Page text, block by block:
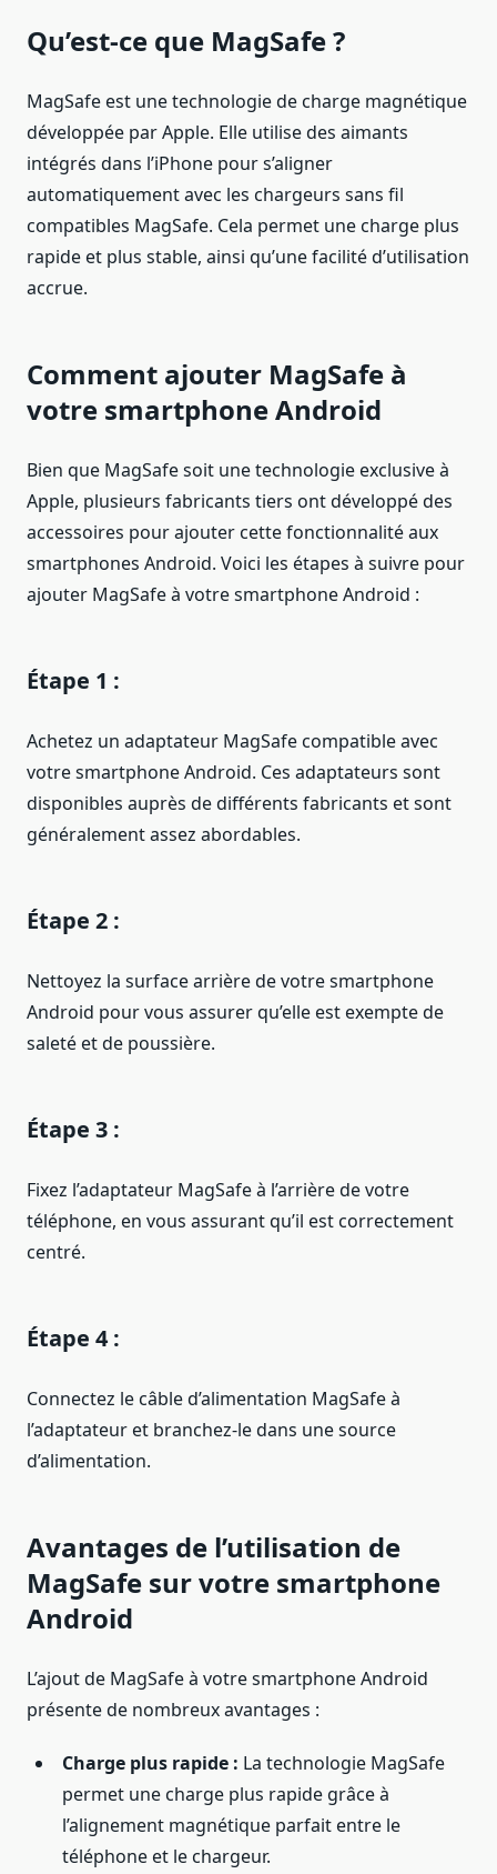
Qu’est-ce que MagSafe ?
MagSafe est une technologie de charge magnétique
développée par Apple. Elle utilise des aimants
intégrés dans l’iPhone pour s’aligner
automatiquement avec les chargeurs sans fil
compatibles MagSafe. Cela permet une charge plus
rapide et plus stable, ainsi qu’une facilité d’utilisation
accrue.
Comment ajouter MagSafe à
votre smartphone Android
Bien que MagSafe soit une technologie exclusive à
Apple, plusieurs fabricants tiers ont développé des
accessoires pour ajouter cette fonctionnalité aux
smartphones Android. Voici les étapes à suivre pour
ajouter MagSafe à votre smartphone Android :
Étape 1 :
Achetez un adaptateur MagSafe compatible avec
votre smartphone Android. Ces adaptateurs sont
disponibles auprès de différents fabricants et sont
généralement assez abordables.
Étape 2 :
Nettoyez la surface arrière de votre smartphone
Android pour vous assurer qu’elle est exempte de
saleté et de poussière.
Étape 3 :
Fixez l’adaptateur MagSafe à l’arrière de votre
téléphone, en vous assurant qu’il est correctement
centré.
Étape 4 :
Connectez le câble d’alimentation MagSafe à
l’adaptateur et branchez-le dans une source
d’alimentation.
Avantages de l’utilisation de
MagSafe sur votre smartphone
Android
L’ajout de MagSafe à votre smartphone Android
présente de nombreux avantages :
Charge plus rapide : La technologie MagSafe
permet une charge plus rapide grâce à
l’alignement magnétique parfait entre le
téléphone et le chargeur.